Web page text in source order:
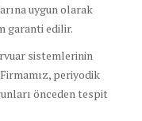
uygun olarak
garanti edilir.
sistemlerinin
periyodik
önceden tespit